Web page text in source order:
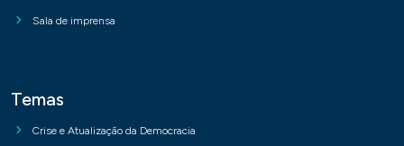
Sala de imprensa
Temas
Crise e Atualização da Democracia